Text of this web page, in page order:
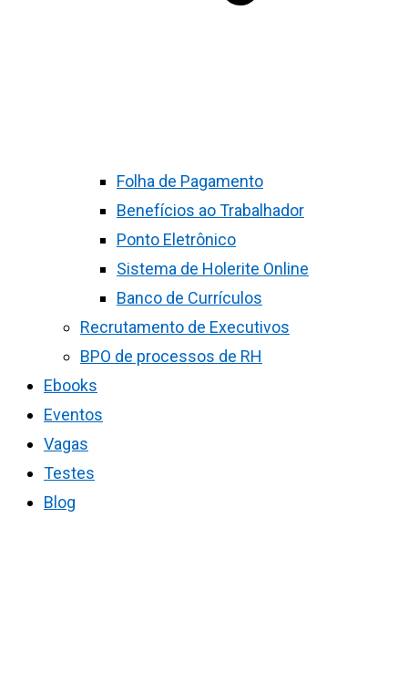
Folha de Pagamento
Benefícios ao Trabalhador
Ponto Eletrônico
Sistema de Holerite Online
Banco de Currículos
Recrutamento de Executivos
BPO de processos de RH
Ebooks
Eventos
Vagas
Testes
Blog